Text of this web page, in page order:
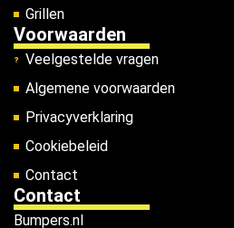
Grillen
Voorwaarden
Veelgestelde vragen
Algemene voorwaarden
Privacyverklaring
Cookiebeleid
Contact
Contact
Bumpers.nl